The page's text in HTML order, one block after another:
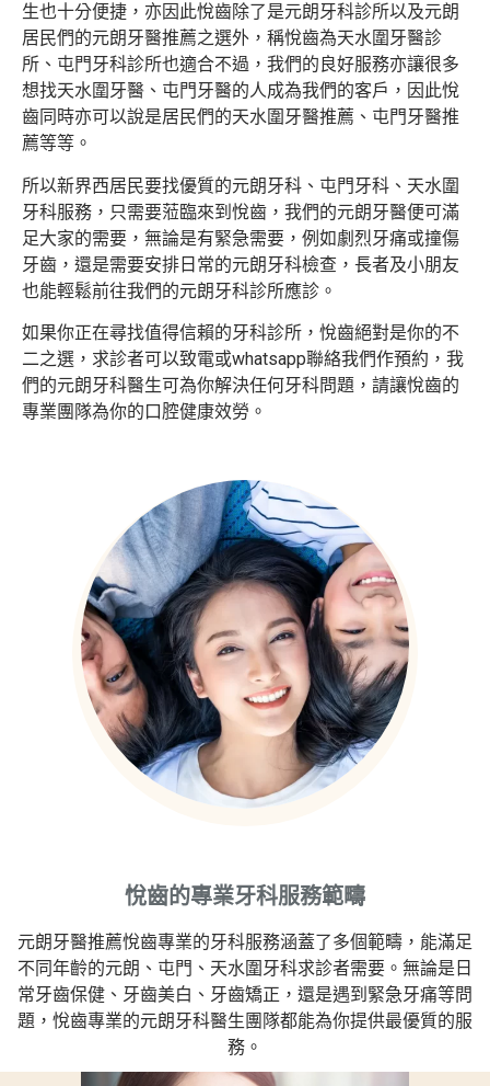
生也十分便捷，亦因此悅齒除了是元朗牙科診所以及元朗
居民們的元朗牙醫推薦之選外，稱悅齒為天水圍牙醫診
所、屯門牙科診所也適合不過，我們的良好服務亦讓很多
想找天水圍牙醫、屯門牙醫的人成為我們的客戶，因此悅
齒同時亦可以說是居民們的天水圍牙醫推薦、屯門牙醫推
薦等等。
所以新界西居民要找優質的元朗牙科、屯門牙科、天水圍
牙科服務，只需要蒞臨來到悅齒，我們的元朗牙醫便可滿
足大家的需要，無論是有緊急需要，例如劇烈牙痛或撞傷
牙齒，還是需要安排日常的元朗牙科檢查，長者及小朋友
也能輕鬆前往我們的元朗牙科診所應診。
如果你正在尋找值得信賴的牙科診所，悅齒絕對是你的不
二之選，求診者可以致電或whatsapp聯絡我們作預約，我
們的元朗牙科醫生可為你解決任何牙科問題，請讓悅齒的
專業團隊為你的口腔健康效勞。
悅齒的專業牙科服務範疇
元朗牙醫推薦悅齒專業的牙科服務涵蓋了多個範疇，能滿足
不同年齡的元朗、屯門、天水圍牙科求診者需要。無論是日
常牙齒保健、牙齒美白、牙齒矯正，還是遇到緊急牙痛等問
題，悅齒專業的元朗牙科醫生團隊都能為你提供最優質的服
務。